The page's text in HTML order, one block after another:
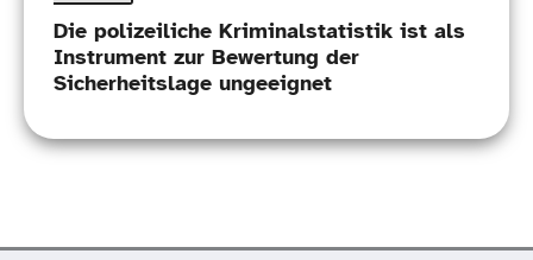
Die polizeiliche Kriminalstatistik ist als
Instrument zur Bewertung der
Sicherheitslage ungeeignet